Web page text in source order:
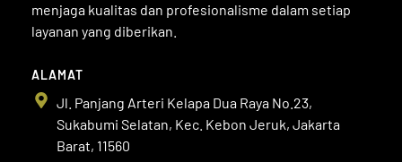
menjaga kualitas dan profesionalisme dalam setiap
layanan yang diberikan.
ALAMAT
Jl. Panjang Arteri Kelapa Dua Raya No.23,
Sukabumi Selatan, Kec. Kebon Jeruk, Jakarta
Barat, 11560